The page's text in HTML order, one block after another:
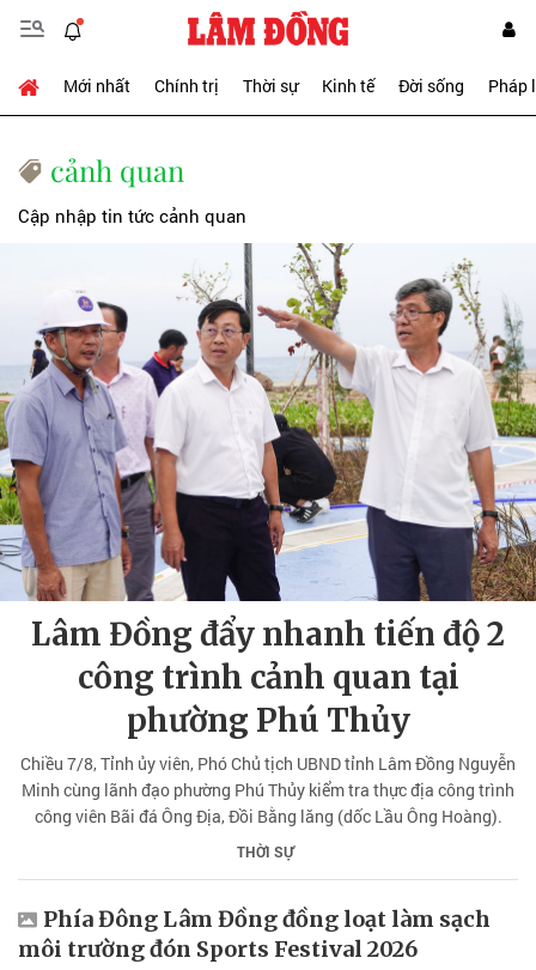
Mới nhất Chính trị Thời sự Kinh tế Đời sống Pháp
cảnh quan
Cập nhập tin tức cảnh quan
Lâm Đồng đẩy nhanh tiến độ 2
công trình cảnh quan tại
phường Phú Thủy
Chiều 7/8, Tỉnh ủy viên, Phó Chủ tịch UBND tỉnh Lâm Đồng Nguyễn
Minh cùng lãnh đạo phường Phú Thủy kiểm tra thực địa công trình
công viên Bãi đá Ông Địa, Đồi Bằng lăng (dốc Lầu Ông Hoàng).
THỜI SỰ
Phía Đông Lâm Đồng đồng loạt làm sạch
môi trường đón Sports Festival 2026